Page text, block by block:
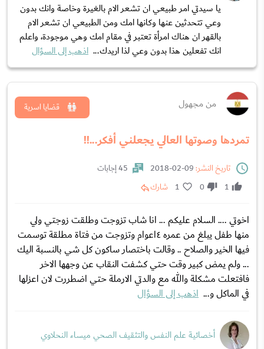
يا سيدتي امر طبيعي ان تشعر الام بالغيرة وخاصة وانك بدون
وعي تتحدثين عنها وكانها امك ومن الطبيعي ان تشعر الام
بالقهر ان هناك امرأة تعتبر في مقام امك وهي موجودة، واعلم
انك تفعلين هذا بدون وعي لذا اريدك... اذهب إلى السؤال
من مجهول
تمردها وصوتها العالي يجعلني أفكر...!!
قضايا اسرية
تاريخ النشر:
45 إجابات
1
0
1 شارك
اخوتي .... السلام عليكم ... انا شاب تزوجت وطلقت زوجتي ولي
منها طفل يبلغ من عمره ٤اعوام وتزوجت من فتاة مطلقة توسمت
فيها الخير والصلاح .. وقالت باختصار ساكون كل شي بالنسبة اليك
... ولم يمض كبير وقت حتي كشفت النقاب عن وجهها الاخر
فافتعلت مشكلة والله مع والدتي الارملة حتي اضطررت لان اعزلها
في الماكل و... اذهب إلى السؤال
أخصائية علم النفس والتثقيف الصحي ميساء النحلاوي